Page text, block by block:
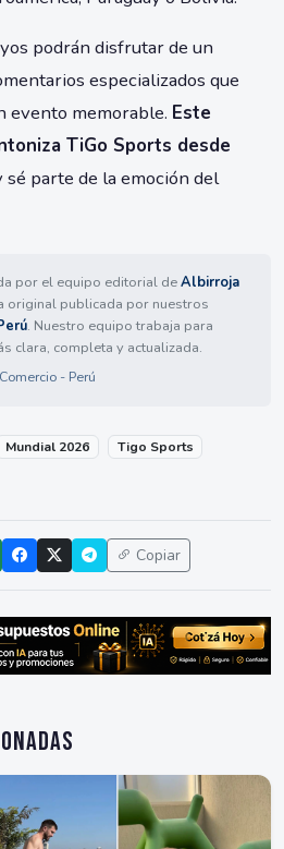
podrán disfrutar de un
especializados que
evento memorable. Este
TiGo Sports desde
sé parte de la emoción del
por el equipo editorial deAlbirroja
original publicada por nuestros
. Nuestro equipo trabaja para
clara, completa y actualizada.
- Perú
Mundial 2026
Tigo Sports
Copiar